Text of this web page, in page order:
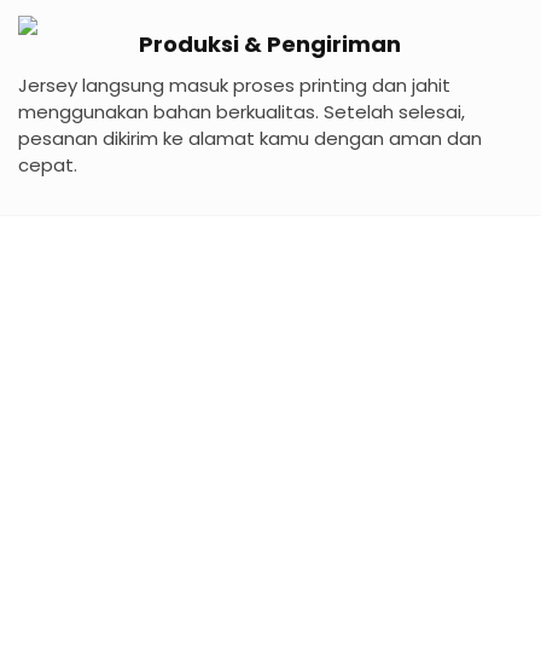
Produksi & Pengiriman
Jersey langsung masuk proses printing dan jahit
menggunakan bahan berkualitas. Setelah selesai,
pesanan dikirim ke alamat kamu dengan aman dan
cepat.